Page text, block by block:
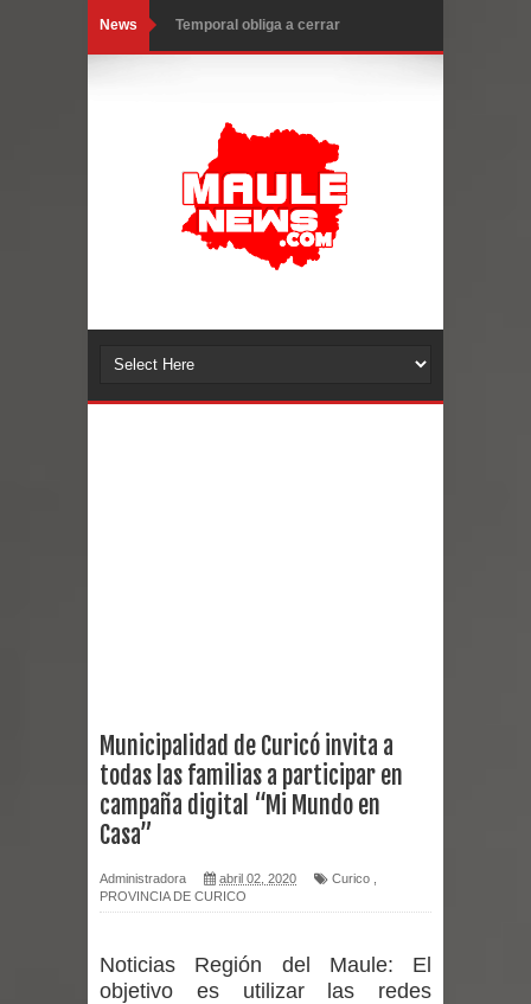
News Temporal obliga a cerrar
Chancho en Talca tras caída de
ramas cerca de carpas
Miles llegan a la Plaza de Armas de
Talca en el inicio de la Fiesta del
Torneo de Asadores reúne a 13
Curicó desarrollará jornada de
vacunación contra la Influenza y otros
virus respiratorios
desafío guerreros 2026
Municipalidad de Curicó invita a
todas las familias a participar en
campaña digital “Mi Mundo en
Casa”
Administradora abril 02, 2020 Curico
PROVINCIA DE CURICO
Noticias Región del Maule: El
objetivo es utilizar las redes